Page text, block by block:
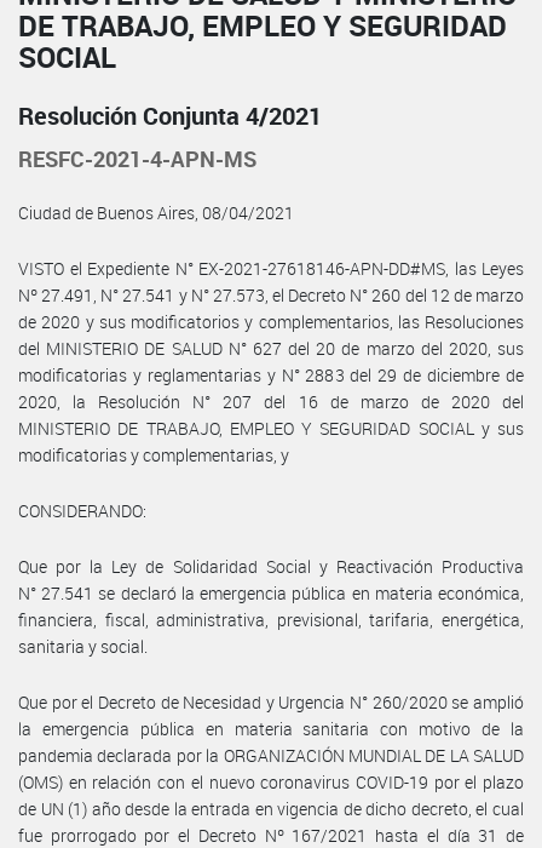
DE TRABAJO, EMPLEO Y SEGURIDAD
SOCIAL
Resolución Conjunta 4/2021
RESFC-2021-4-APN-MS
Ciudad de Buenos Aires, 08/04/2021
VISTO el Expediente N° EX-2021-27618146-APN-DD#MS, las Leyes
Nº 27.491, N° 27.541 y N° 27.573, el Decreto N° 260 del 12 de marzo
de 2020 y sus modificatorios y complementarios, las Resoluciones
del MINISTERIO DE SALUD N° 627 del 20 de marzo del 2020, sus
modificatorias y reglamentarias y N° 2883 del 29 de diciembre de
2020, la Resolución N° 207 del 16 de marzo de 2020 del
MINISTERIO DE TRABAJO, EMPLEO Y SEGURIDAD SOCIAL y sus
modificatorias y complementarias, y
CONSIDERANDO:
Que por la Ley de Solidaridad Social y Reactivación Productiva
N° 27.541 se declaró la emergencia pública en materia económica,
financiera, fiscal, administrativa, previsional, tarifaria, energética,
sanitaria y social.
Que por el Decreto de Necesidad y Urgencia N° 260/2020 se amplió
la emergencia pública en materia sanitaria con motivo de la
pandemia declarada por la ORGANIZACIÓN MUNDIAL DE LA SALUD
(OMS) en relación con el nuevo coronavirus COVID-19 por el plazo
de UN (1) año desde la entrada en vigencia de dicho decreto, el cual
fue prorrogado por el Decreto Nº 167/2021 hasta el día 31 de